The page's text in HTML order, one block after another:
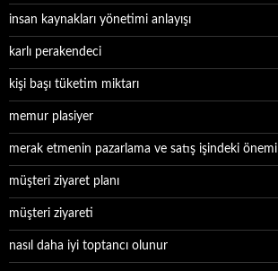
insan kaynakları yönetimi anlayışı
karlı perakendeci
kişi başı tüketim miktarı
memur plasiyer
merak etmenin pazarlama ve satış işindeki önemi
müşteri ziyaret planı
müşteri ziyareti
nasıl daha iyi toptancı olunur